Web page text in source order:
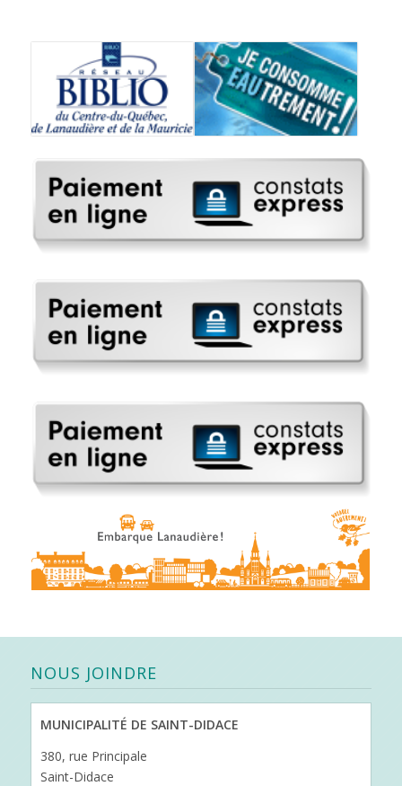
NOUS JOINDRE
MUNICIPALITÉ DE SAINT-DIDACE
380, rue Principale
Saint-Didace